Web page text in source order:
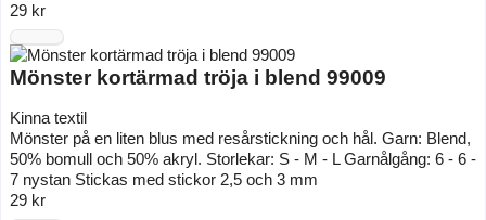
29 kr
Mönster kortärmad tröja i blend 99009
Kinna textil
Mönster på en liten blus med resårstickning och hål. Garn: Blend,
50% bomull och 50% akryl. Storlekar: S - M - L Garnålgång: 6 - 6 -
7 nystan Stickas med stickor 2,5 och 3 mm
29 kr